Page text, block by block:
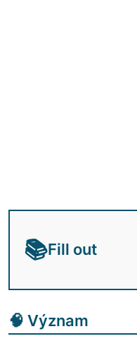
📚Fill out
🧠 Význam